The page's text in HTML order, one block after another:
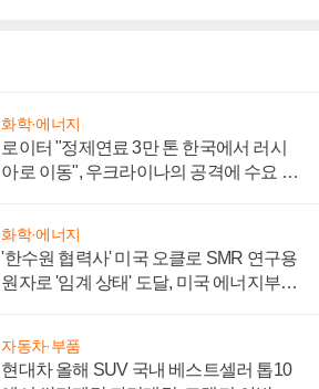
화학·에너지
로이터 "정제연료 3만 톤 한국에서 러시
아로 이동", 우크라이나의 공격에 수요 늘
화학·에너지
'한수원 협력사' 미국 오클로 SMR 연구용
원자로 '임계 상태' 도달, 미국 에너지부
자동차·부품
현대차 올해 SUV 국내 베스트셀러 톱10